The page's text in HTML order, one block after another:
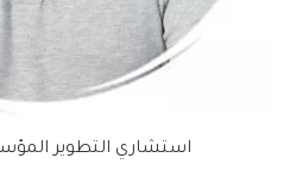
استشاري التطوير